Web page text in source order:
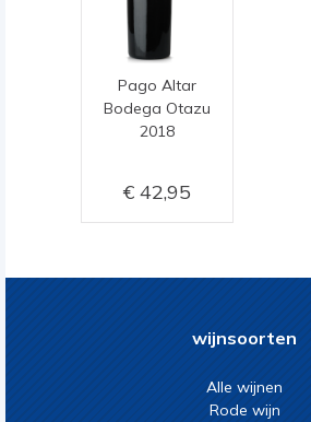
Pago Altar
Bodega Otazu
2018
42,95
wijnsoorten
Alle wijnen
Rode wijn